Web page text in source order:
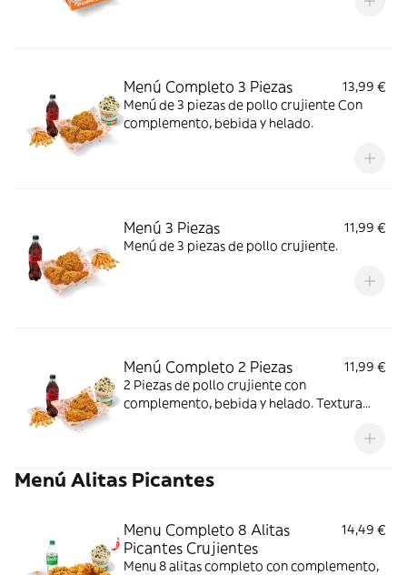
Menú Completo 3 Piezas
13,99 €
Menú de 3 piezas de pollo crujiente Con
complemento, bebida y helado.
Menú 3 Piezas
11,99 €
Menú de 3 piezas de pollo crujiente.
Menú Completo 2 Piezas
11,99 €
2 Piezas de pollo crujiente con
complemento, bebida y helado. Textura
Menú Alitas Picantes
Menu Completo 8 Alitas
Picantes Crujientes
14,49 €
Menu 8 alitas completo con complemento,